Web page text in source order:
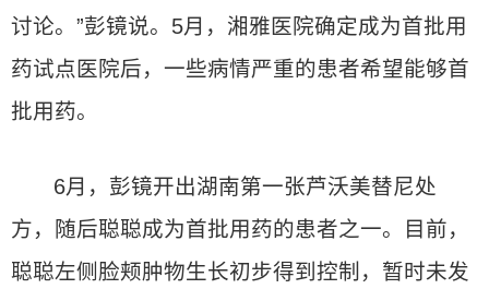
讨论。”彭镜说。5月，湘雅医院确定成为首批用
药试点医院后，一些病情严重的患者希望能够首
批用药。
6月，彭镜开出湖南第一张芦沃美替尼处
方，随后聪聪成为首批用药的患者之一。目前，
聪聪左侧脸颊肿物生长初步得到控制，暂时未发